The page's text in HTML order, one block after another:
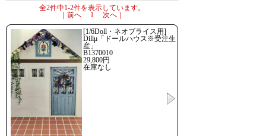
全2件中1-2件を表示しています。
｜前へ 1 次へ｜
[1/6Doll・ネオブライス用]
Dillμ「ドールハウス※受注生
産」
B1370010
29,800円
在庫なし